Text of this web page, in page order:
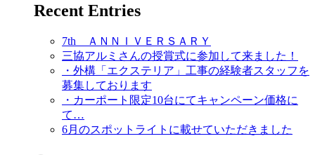
Recent Entries
7th ＡＮＮＩＶＥＲＳＡＲＹ
三協アルミさんの授賞式に参加して来ました！
・外構「エクステリア」工事の経験者スタッフを
募集しております
・カーポート限定10台にてキャンペーン価格に
て…
6月のスポットライトに載せていただきました